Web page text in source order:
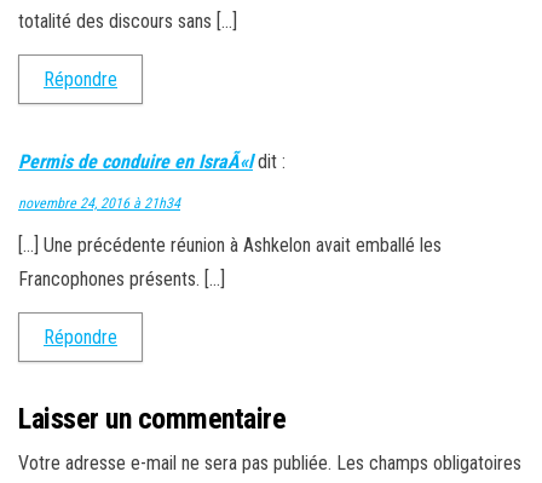
totalité des discours sans […]
Répondre
Permis de conduire en IsraÃ«l dit :
novembre 24, 2016 à 21h34
[…] Une précédente réunion à Ashkelon avait emballé les
Francophones présents. […]
Répondre
Laisser un commentaire
Votre adresse e-mail ne sera pas publiée. Les champs obligatoires